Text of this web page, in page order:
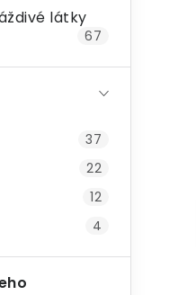
látky
67
37
22
12
4